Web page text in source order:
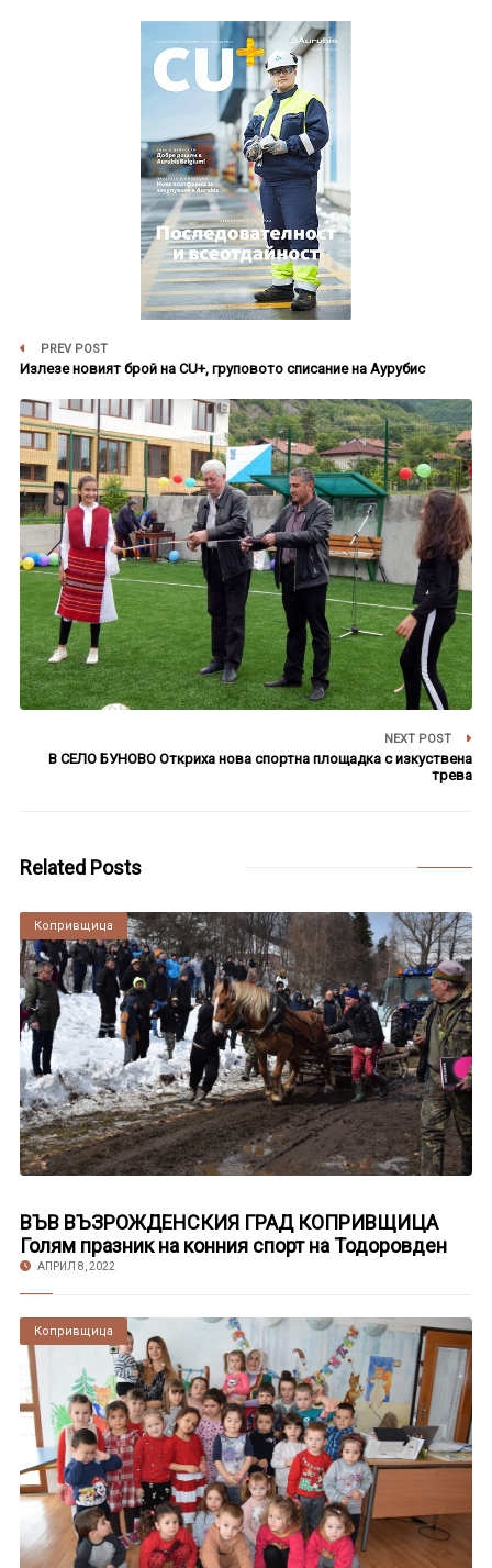
PREV POST
Излезе новият брой на CU+, груповото списание на Аурубис
NEXT POST
В СЕЛО БУНОВО Откриха нова спортна площадка с изкуствена
трева
Related Posts
Копривщица
ВЪВ ВЪЗРОЖДЕНСКИЯ ГРАД КОПРИВЩИЦА
Голям празник на конния спорт на Тодоровден
АПРИЛ 8, 2022
Копривщица